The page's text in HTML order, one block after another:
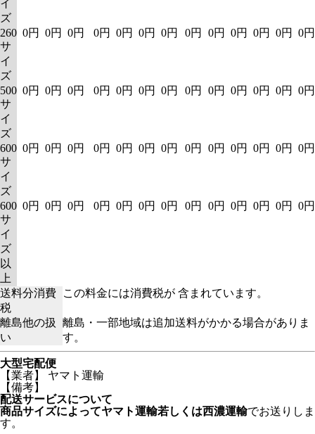
イ
ズ
260
サ
イ
ズ
0円 0円 0円 0円 0円 0円 0円 0円 0円 0円 0円 0円 0円
500
サ
イ
ズ
0円 0円 0円 0円 0円 0円 0円 0円 0円 0円 0円 0円 0円
600
サ
イ
ズ
0円 0円 0円 0円 0円 0円 0円 0円 0円 0円 0円 0円 0円
600
サ
イ
ズ
以
上
0円 0円 0円 0円 0円 0円 0円 0円 0円 0円 0円 0円 0円
送料分消費
税
この料金には消費税が 含まれています。
離島他の扱
い
離島・一部地域は追加送料がかかる場合がありま
す。
大型宅配便
【業者】 ヤマト運輸
【備考】
配送サービスについて
商品サイズによってヤマト運輸若しくは西濃運輸でお送りしま
す。